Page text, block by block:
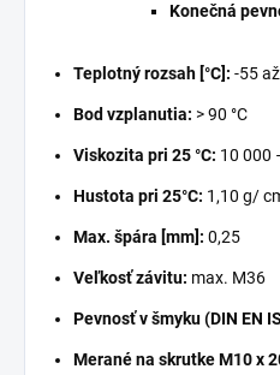
Konečná
Teplotný rozsah [°C]: -55
Bod vzplanutia: > 90 °C
Viskozita pri 25 °C: 10 000
Hustota pri 25°C: 1,10 g/
Max. špára [mm]: 0,25
Veľkosť závitu: max. M36
Pevnosť v šmyku (DIN EN
Merané na skrutke M10 x